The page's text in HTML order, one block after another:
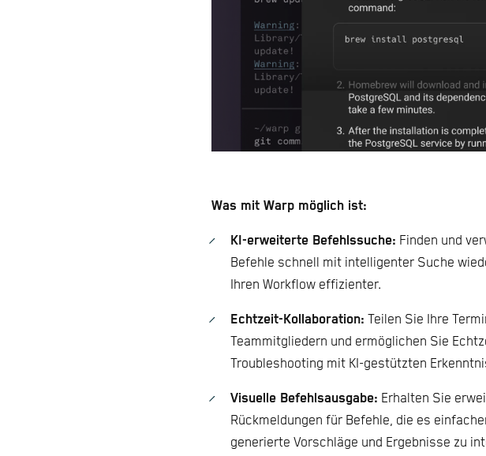
Was mit Warp möglich ist:
KI-erweiterte Befehlssuche: Finden und
Befehle schnell mit intelligenter Suche
Ihren Workflow effizienter.
Echtzeit-Kollaboration: Teilen Sie Ihre
Teammitgliedern und ermöglichen Sie
Troubleshooting mit KI-gestützten
Visuelle Befehlsausgabe: Erhalten Sie
Rückmeldungen für Befehle, die es
generierte Vorschläge und Ergebnisse zu